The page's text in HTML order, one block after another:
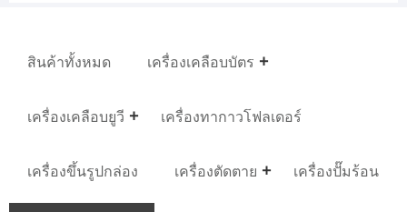
สินค้าทั้งหมด เครื่องเคลือบบัตร
เครื่องเคลือบยูวี เครื่องทากาวโฟลเดอร์
เครื่องขึ้นรูปกล่อง เครื่องตัดตาย เครื่องปั๊มร้อน